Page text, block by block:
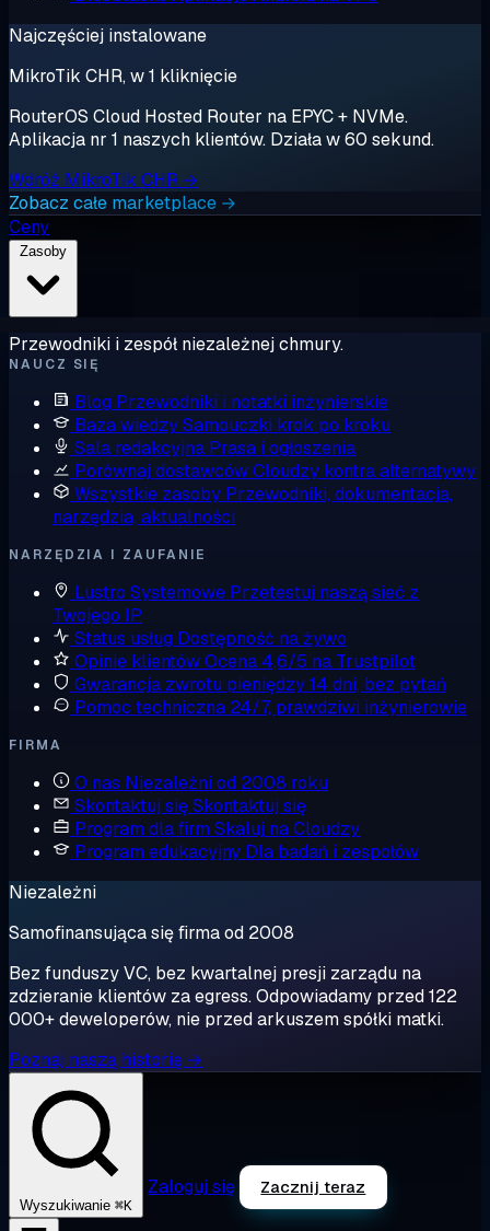
Najczęściej instalowane
MikroTik CHR, w 1 kliknięcie
RouterOS Cloud Hosted Router na EPYC + NVMe.
Aplikacja nr 1 naszych klientów. Działa w 60 sekund.
Wdróż MikroTik CHR →
Zobacz całe marketplace →
Ceny
Przewodniki i zespół niezależnej chmury.
NAUCZ SIĘ
Blog Przewodniki i notatki inżynierskie
Baza wiedzySamouczki krok po kroku
Sala redakcyjna Prasa i ogłoszenia
Porównaj dostawcówCloudzy kontra alternatywy
Wszystkie zasoby Przewodniki, dokumentacja,
narzędzia, aktualności
NARZĘDZIA I ZAUFANIE
Lustro Systemowe Przetestuj naszą sieć z
Twojego IP
Status usług Dostępność na żywo
Opinie klientówOcena 4,6/5 na Trustpilot
Gwarancja zwrotu pieniędzy14 dni, bez pytań
Pomoc techniczna 24/7, prawdziwi inżynierowie
FIRMA
O nas Niezależni od 2008 roku
Skontaktuj sięSkontaktuj się
Program dla firm Skaluj na Cloudzy
Program edukacyjny Dla badań i zespołów
Niezależni
Samofinansująca się firma od 2008
Bez funduszy VC, bez kwartalnej presji zarządu na
zdzieranie klientów za egress. Odpowiadamy przed 122
000+ deweloperów, nie przed arkuszem spółki matki.
Poznaj naszą historię →
Wyszukiwanie ⌘K
Zaloguj się Zacznij teraz